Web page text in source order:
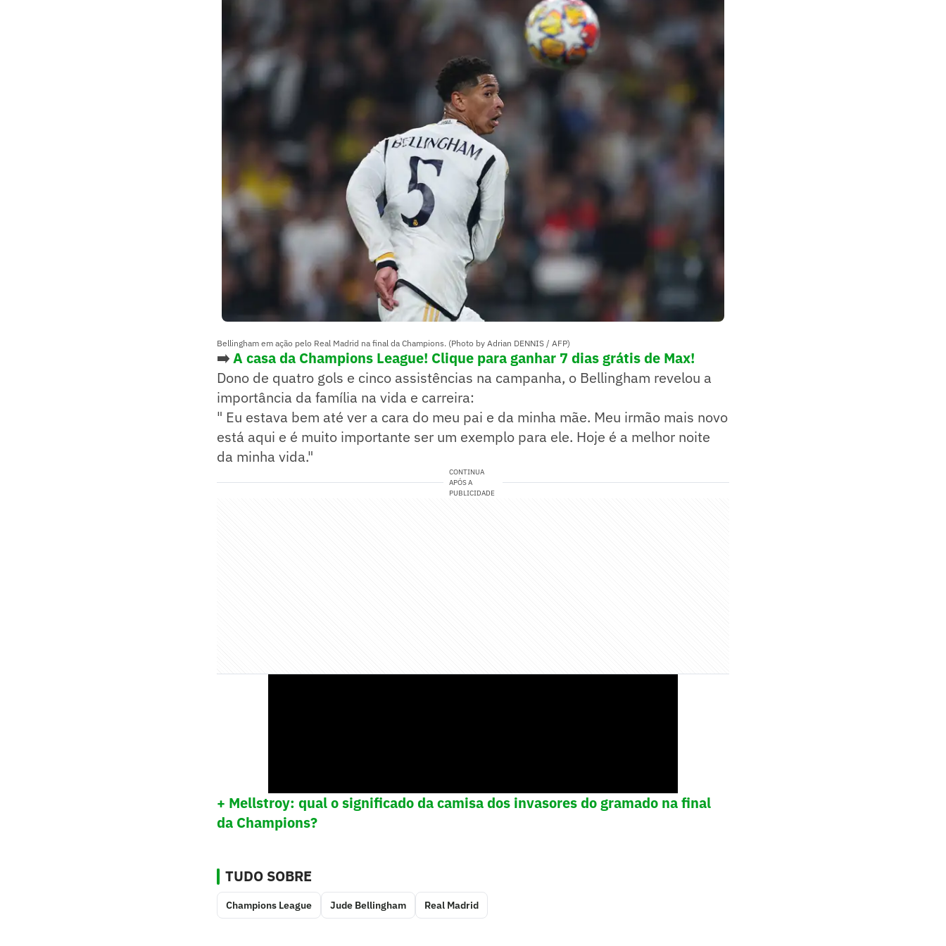
Bellingham em ação pelo Real Madrid na final da Champions. (Photo by Adrian DENNIS / AFP)
➡️A casa da Champions League! Clique para ganhar 7 dias grátis de Max!
Dono de quatro gols e cinco assistências na campanha, o Bellingham revelou a
importância da família na vida e carreira:
" Eu estava bem até ver a cara do meu pai e da minha mãe. Meu irmão mais novo
está aqui e é muito importante ser um exemplo para ele. Hoje é a melhor noite
da minha vida."
CONTINUA
APÓS A
PUBLICIDADE
+ Mellstroy: qual o significado da camisa dos invasores do gramado na final
da Champions?
TUDO SOBRE
Champions League Jude Bellingham Real Madrid